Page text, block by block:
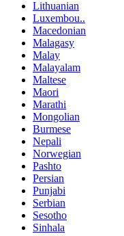
Lithuanian
Luxembou..
Macedonian
Malagasy
Malay
Malayalam
Maltese
Maori
Marathi
Mongolian
Burmese
Nepali
Norwegian
Pashto
Persian
Punjabi
Serbian
Sesotho
Sinhala